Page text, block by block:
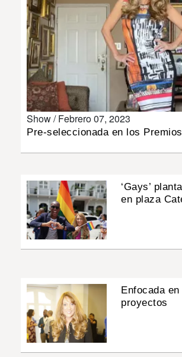
MULTIMEDIA
IMPRESO
Show /Febrero 07, 2023
Pre-seleccionada en los
‘Gays’
en plaza
Enfocada en
proyectos